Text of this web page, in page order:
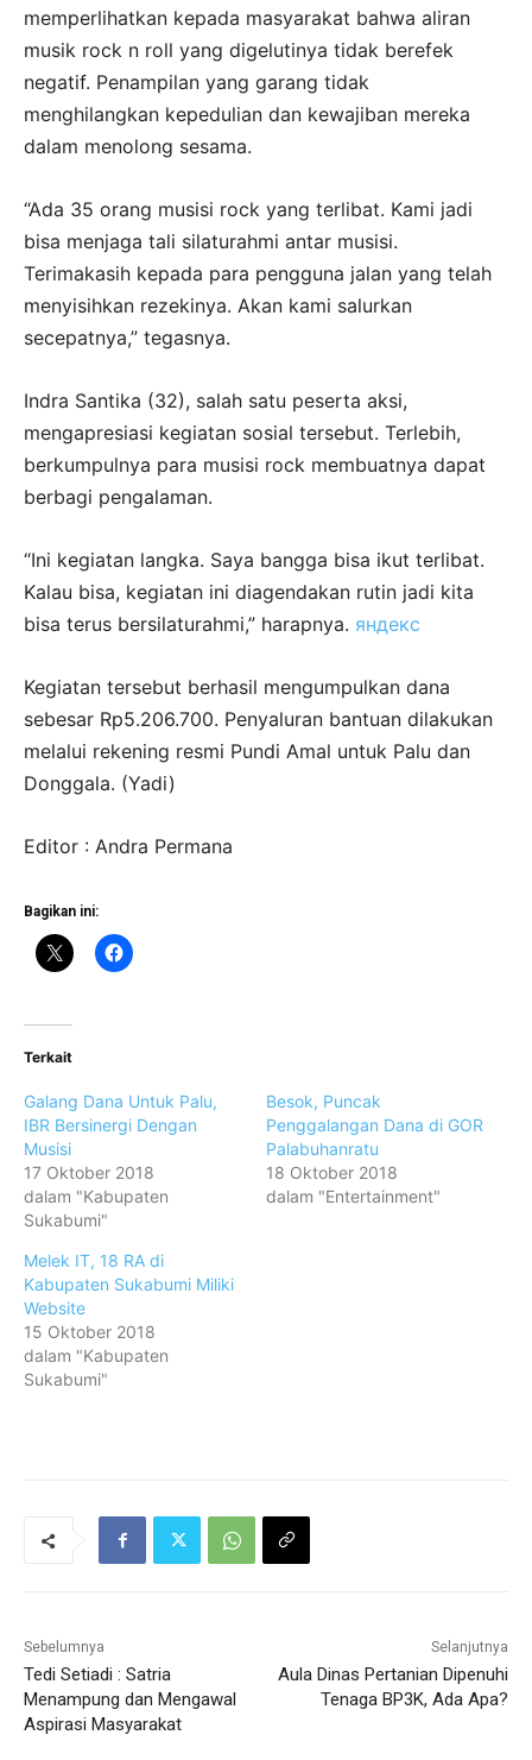
memperlihatkan kepada masyarakat bahwa aliran
musik rock n roll yang digelutinya tidak berefek
negatif. Penampilan yang garang tidak
menghilangkan kepedulian dan kewajiban mereka
dalam menolong sesama.
“Ada 35 orang musisi rock yang terlibat. Kami jadi
bisa menjaga tali silaturahmi antar musisi.
Terimakasih kepada para pengguna jalan yang telah
menyisihkan rezekinya. Akan kami salurkan
secepatnya,” tegasnya.
Indra Santika (32), salah satu peserta aksi,
mengapresiasi kegiatan sosial tersebut. Terlebih,
berkumpulnya para musisi rock membuatnya dapat
berbagi pengalaman.
“Ini kegiatan langka. Saya bangga bisa ikut terlibat.
Kalau bisa, kegiatan ini diagendakan rutin jadi kita
bisa terus bersilaturahmi,” harapnya. яндекс
Kegiatan tersebut berhasil mengumpulkan dana
sebesar Rp5.206.700. Penyaluran bantuan dilakukan
melalui rekening resmi Pundi Amal untuk Palu dan
Donggala. (Yadi)
Editor : Andra Permana
Bagikan ini:
Terkait
Galang Dana Untuk Palu,
IBR Bersinergi Dengan
Musisi
17 Oktober 2018
dalam "Kabupaten
Sukabumi"
Besok, Puncak
Penggalangan Dana di GOR
Palabuhanratu
18 Oktober 2018
dalam "Entertainment"
Melek IT, 18 RA di
Kabupaten Sukabumi Miliki
Website
15 Oktober 2018
dalam "Kabupaten
Sukabumi"
Sebelumnya
Tedi Setiadi : Satria
Menampung dan Mengawal
Aspirasi Masyarakat
Selanjutnya
Aula Dinas Pertanian Dipenuhi
Tenaga BP3K, Ada Apa?